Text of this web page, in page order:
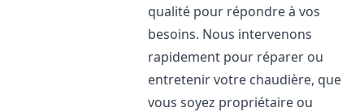
qualité pour répondre à vos
besoins. Nous intervenons
rapidement pour réparer ou
entretenir votre chaudière, que
vous soyez propriétaire ou